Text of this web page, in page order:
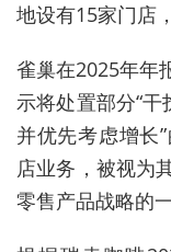
地设有15家门店
雀巢在2025年年
示将处置部分“干
并优先考虑增长
店业务，被视为
零售产品战略的一